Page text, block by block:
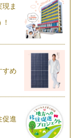
ま
すめ
促進